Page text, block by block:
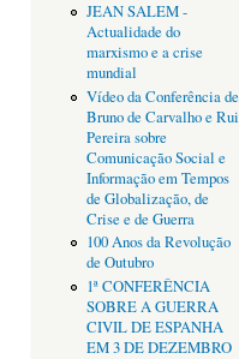
JEAN SALEM -
Actualidade do
marxismo e a crise
mundial
Vídeo da Conferência de
Bruno de Carvalho e Rui
Pereira sobre
Comunicação Social e
Informação em Tempos
de Globalização, de
Crise e de Guerra
100 Anos da Revolução
de Outubro
1ª CONFERÊNCIA
SOBRE A GUERRA
CIVIL DE ESPANHA
EM 3 DE DEZEMBRO